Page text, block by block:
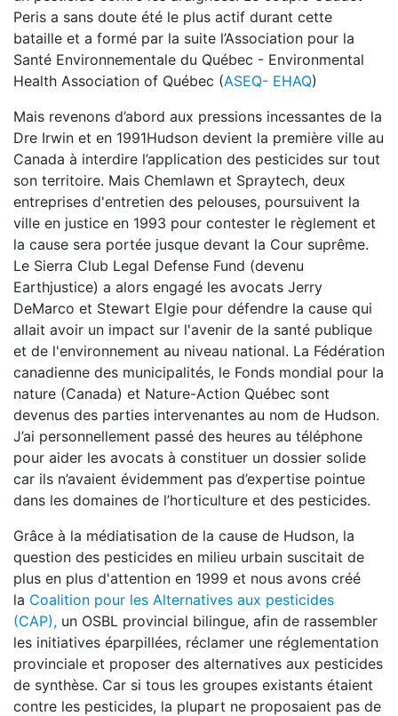
Peris a sans doute été le plus actif durant cette
bataille et a formé par la suite l’Association pour la
Santé Environnementale du Québec - Environmental
Health Association of Québec (ASEQ- EHAQ)
Mais revenons d’abord aux pressions incessantes de la
Dre Irwin et en 1991Hudson devient la première ville au
Canada à interdire l’application des pesticides sur tout
son territoire. Mais Chemlawn et Spraytech, deux
entreprises d'entretien des pelouses, poursuivent la
ville en justice en 1993 pour contester le règlement et
la cause sera portée jusque devant la Cour suprême.
Le Sierra Club Legal Defense Fund (devenu
Earthjustice) a alors engagé les avocats Jerry
DeMarco et Stewart Elgie pour défendre la cause qui
allait avoir un impact sur l'avenir de la santé publique
et de l'environnement au niveau national. La Fédération
canadienne des municipalités, le Fonds mondial pour la
nature (Canada) et Nature-Action Québec sont
devenus des parties intervenantes au nom de Hudson.
J’ai personnellement passé des heures au téléphone
pour aider les avocats à constituer un dossier solide
car ils n’avaient évidemment pas d’expertise pointue
dans les domaines de l’horticulture et des pesticides.
Grâce à la médiatisation de la cause de Hudson, la
question des pesticides en milieu urbain suscitait de
plus en plus d'attention en 1999 et nous avons créé
la Coalition pour les Alternatives aux pesticides
(CAP), un OSBL provincial bilingue, afin de rassembler
les initiatives éparpillées, réclamer une réglementation
provinciale et proposer des alternatives aux pesticides
de synthèse. Car si tous les groupes existants étaient
contre les pesticides, la plupart ne proposaient pas de